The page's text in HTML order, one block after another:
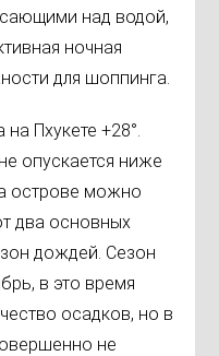
над водой,
ночная
для шоппинга.
Пхукете +28°.
опускается ниже
острове можно
два основных
дождей. Сезон
в это время
осадков, но в
не